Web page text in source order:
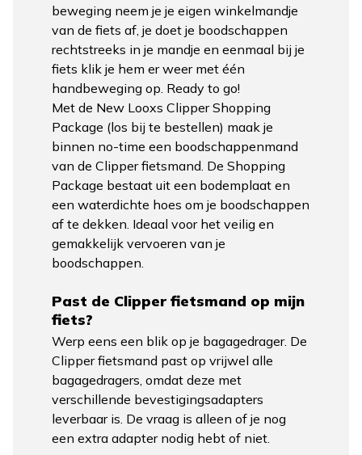
beweging neem je je eigen winkelmandje
van de fiets af, je doet je boodschappen
rechtstreeks in je mandje en eenmaal bij je
fiets klik je hem er weer met één
handbeweging op. Ready to go!
Met de New Looxs Clipper Shopping
Package (los bij te bestellen) maak je
binnen no-time een boodschappenmand
van de Clipper fietsmand. De Shopping
Package bestaat uit een bodemplaat en
een waterdichte hoes om je boodschappen
af te dekken. Ideaal voor het veilig en
gemakkelijk vervoeren van je
boodschappen.
Past de Clipper fietsmand op mijn
fiets?
Werp eens een blik op je bagagedrager. De
Clipper fietsmand past op vrijwel alle
bagagedragers, omdat deze met
verschillende bevestigingsadapters
leverbaar is. De vraag is alleen of je nog
een extra adapter nodig hebt of niet.